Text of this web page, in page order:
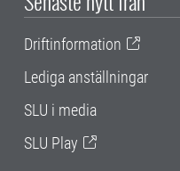
Driftinformation
Lediga anställningar
SLU i media
SLU Play